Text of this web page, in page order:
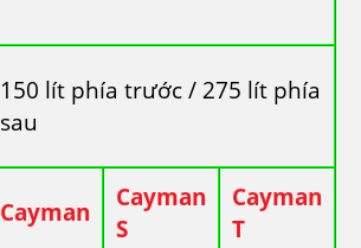
150 lít phía trước / 275 lít phía
sau
Cayman
Cayman
S
Cayman
T